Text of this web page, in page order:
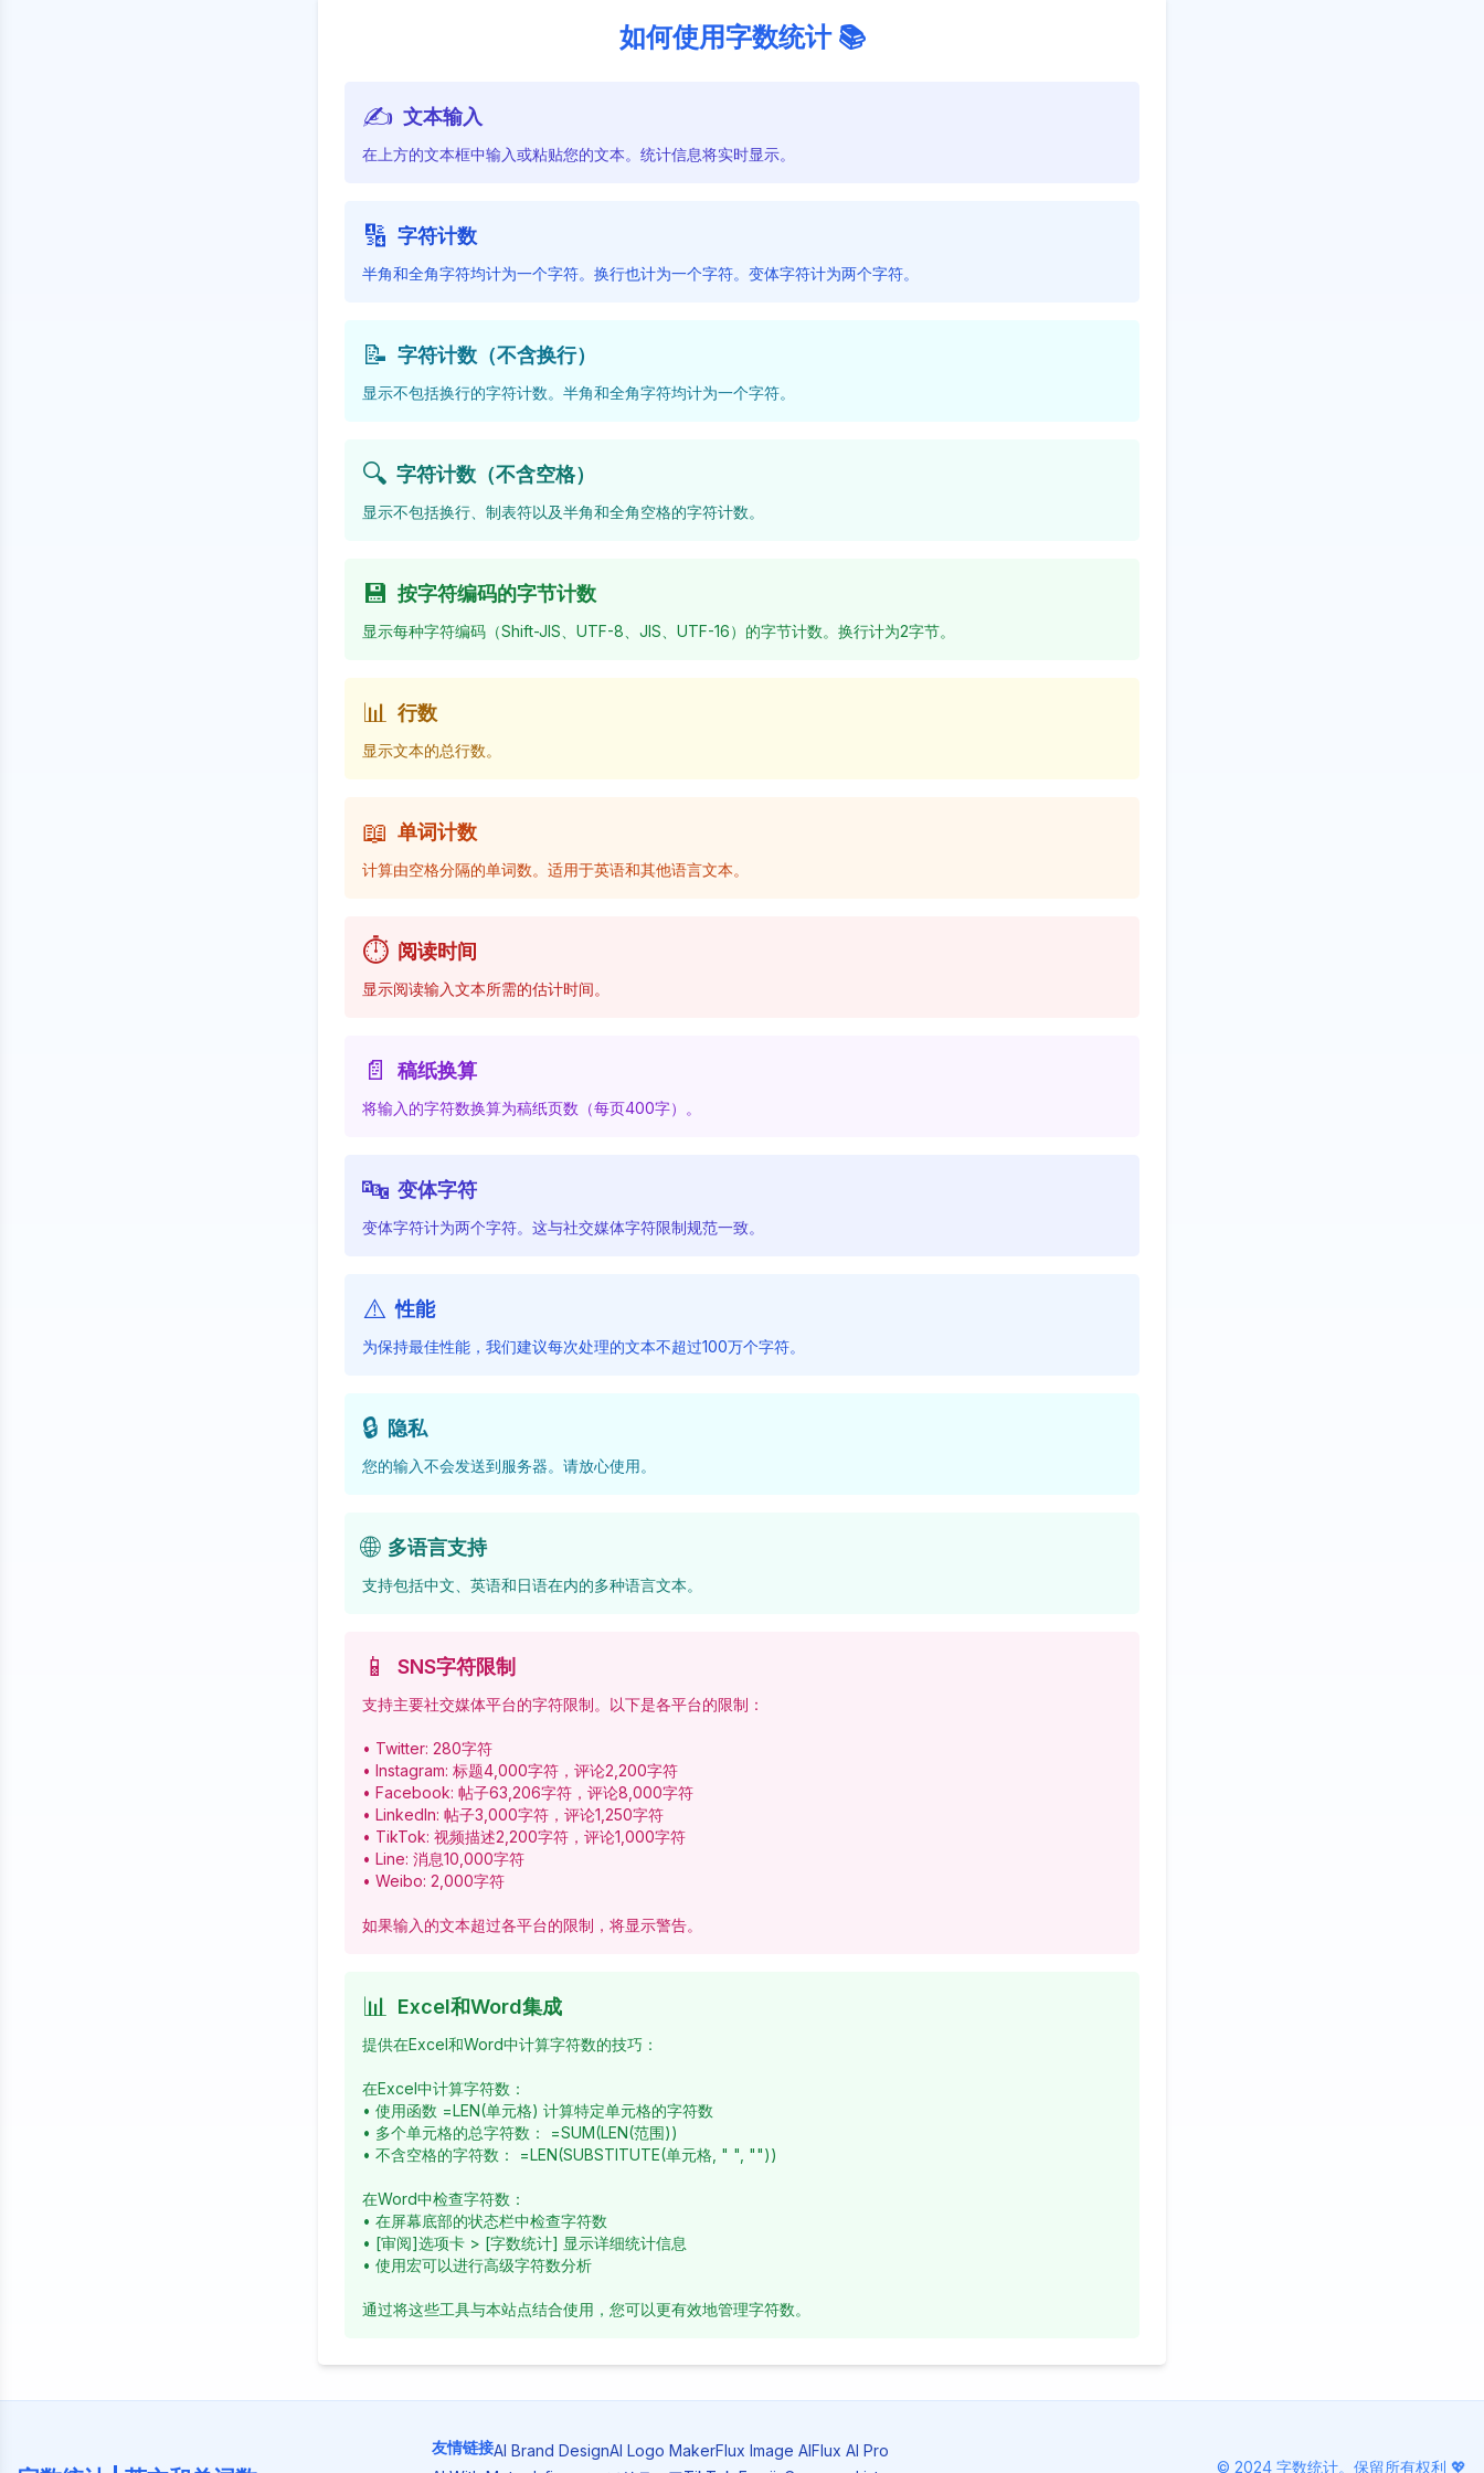
如何使用字数统计 📚
✍️ 文本输入
在上方的文本框中输入或粘贴您的文本。统计信息将实时显示。
🔢 字符计数
半角和全角字符均计为一个字符。换行也计为一个字符。变体字符计为两个字符。
📝 字符计数（不含换行）
显示不包括换行的字符计数。半角和全角字符均计为一个字符。
🔍 字符计数（不含空格）
显示不包括换行、制表符以及半角和全角空格的字符计数。
💾 按字符编码的字节计数
显示每种字符编码（Shift-JIS、UTF-8、JIS、UTF-16）的字节计数。换行计为2字节。
📊 行数
显示文本的总行数。
📖 单词计数
计算由空格分隔的单词数。适用于英语和其他语言文本。
⏱️ 阅读时间
显示阅读输入文本所需的估计时间。
📄 稿纸换算
将输入的字符数换算为稿纸页数（每页400字）。
🔤 变体字符
变体字符计为两个字符。这与社交媒体字符限制规范一致。
⚠️ 性能
为保持最佳性能，我们建议每次处理的文本不超过100万个字符。
🔒 隐私
您的输入不会发送到服务器。请放心使用。
🌐 多语言支持
支持包括中文、英语和日语在内的多种语言文本。
📱 SNS字符限制
支持主要社交媒体平台的字符限制。以下是各平台的限制：
• Twitter: 280字符
• Instagram: 标题4,000字符，评论2,200字符
• Facebook: 帖子63,206字符，评论8,000字符
• LinkedIn: 帖子3,000字符，评论1,250字符
• TikTok: 视频描述2,200字符，评论1,000字符
• Line: 消息10,000字符
• Weibo: 2,000字符
如果输入的文本超过各平台的限制，将显示警告。
📊 Excel和Word集成
提供在Excel和Word中计算字符数的技巧：
在Excel中计算字符数：
• 使用函数 =LEN(单元格) 计算特定单元格的字符数
• 多个单元格的总字符数： =SUM(LEN(范围))
• 不含空格的字符数： =LEN(SUBSTITUTE(单元格, " ", ""))
在Word中检查字符数：
• 在屏幕底部的状态栏中检查字符数
• [审阅]选项卡 > [字数统计] 显示详细统计信息
• 使用宏可以进行高级字符数分析
通过将这些工具与本站点结合使用，您可以更有效地管理字符数。
友情链接AI Brand DesignAI Logo MakerFlux Image AIFlux AI Pro
© 2024 字数统计。保留所有权利 💖